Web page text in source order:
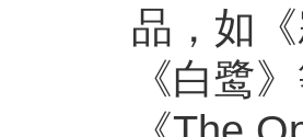
品，如
《白鹭